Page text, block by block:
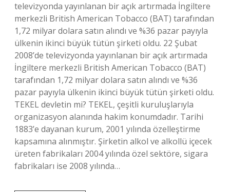
televizyonda yayınlanan bir açık artırmada İngiltere
merkezli British American Tobacco (BAT) tarafından
1,72 milyar dolara satın alındı ​​ve %36 pazar payıyla
ülkenin ikinci büyük tütün şirketi oldu. 22 Şubat
2008’de televizyonda yayınlanan bir açık artırmada
İngiltere merkezli British American Tobacco (BAT)
tarafından 1,72 milyar dolara satın alındı ​​ve %36
pazar payıyla ülkenin ikinci büyük tütün şirketi oldu.
TEKEL devletin mi? TEKEL, çeşitli kuruluşlarıyla
organizasyon alanında hakim konumdadır. Tarihi
1883’e dayanan kurum, 2001 yılında özelleştirme
kapsamına alınmıştır. Şirketin alkol ve alkollü içecek
üreten fabrikaları 2004 yılında özel sektöre, sigara
fabrikaları ise 2008 yılında…